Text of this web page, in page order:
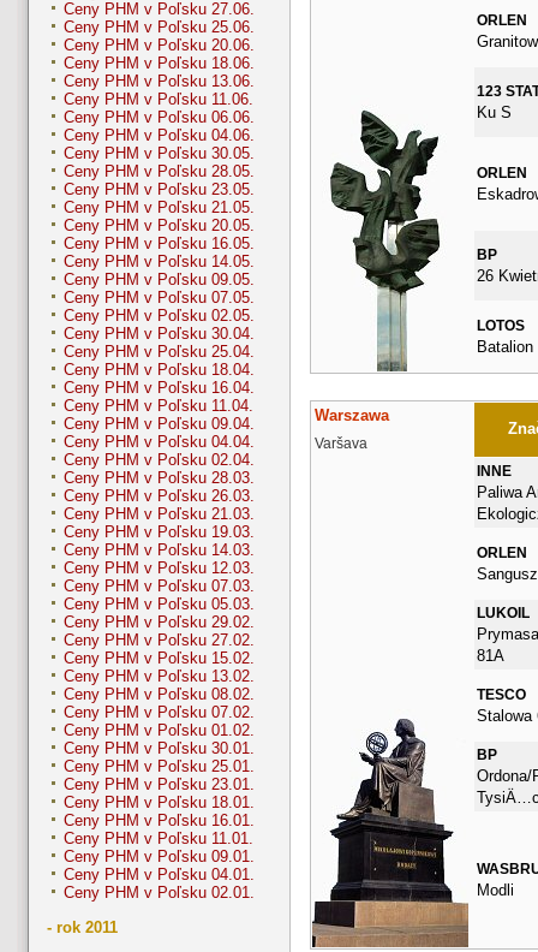
Ceny PHM v Poľsku 27.06.
Ceny PHM v Poľsku 25.06.
Ceny PHM v Poľsku 20.06.
Ceny PHM v Poľsku 18.06.
Ceny PHM v Poľsku 13.06.
Ceny PHM v Poľsku 11.06.
Ceny PHM v Poľsku 06.06.
Ceny PHM v Poľsku 04.06.
Ceny PHM v Poľsku 30.05.
Ceny PHM v Poľsku 28.05.
Ceny PHM v Poľsku 23.05.
Ceny PHM v Poľsku 21.05.
Ceny PHM v Poľsku 20.05.
Ceny PHM v Poľsku 16.05.
Ceny PHM v Poľsku 14.05.
Ceny PHM v Poľsku 09.05.
Ceny PHM v Poľsku 07.05.
Ceny PHM v Poľsku 02.05.
Ceny PHM v Poľsku 30.04.
Ceny PHM v Poľsku 25.04.
Ceny PHM v Poľsku 18.04.
Ceny PHM v Poľsku 16.04.
Ceny PHM v Poľsku 11.04.
Ceny PHM v Poľsku 09.04.
Ceny PHM v Poľsku 04.04.
Ceny PHM v Poľsku 02.04.
Ceny PHM v Poľsku 28.03.
Ceny PHM v Poľsku 26.03.
Ceny PHM v Poľsku 21.03.
Ceny PHM v Poľsku 19.03.
Ceny PHM v Poľsku 14.03.
Ceny PHM v Poľsku 12.03.
Ceny PHM v Poľsku 07.03.
Ceny PHM v Poľsku 05.03.
Ceny PHM v Poľsku 29.02.
Ceny PHM v Poľsku 27.02.
Ceny PHM v Poľsku 15.02.
Ceny PHM v Poľsku 13.02.
Ceny PHM v Poľsku 08.02.
Ceny PHM v Poľsku 07.02.
Ceny PHM v Poľsku 01.02.
Ceny PHM v Poľsku 30.01.
Ceny PHM v Poľsku 25.01.
Ceny PHM v Poľsku 23.01.
Ceny PHM v Poľsku 18.01.
Ceny PHM v Poľsku 16.01.
Ceny PHM v Poľsku 11.01.
Ceny PHM v Poľsku 09.01.
Ceny PHM v Poľsku 04.01.
Ceny PHM v Poľsku 02.01.
- rok 2011
ORLEN
123
Ku S
ORLEN
BP
26
LOTOS
Batalion
Warszawa
Varšava
INNE
Paliwa
ORLEN
LUKOIL
81A
TESCO
Stalowa
BP
Ordona/
Modli